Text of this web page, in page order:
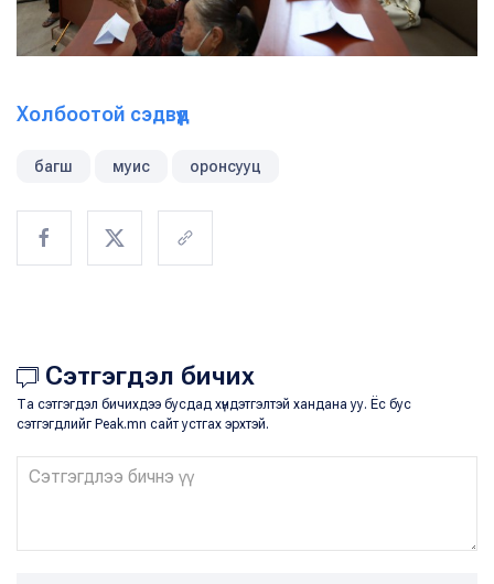
Холбоотой сэдвүүд
багш муис оронсууц
Сэтгэгдэл бичих
Та сэтгэгдэл бичихдээ бусдад хүндэтгэлтэй хандана уу. Ёс бус
сэтгэгдлийг Peak.mn сайт устгах эрхтэй.